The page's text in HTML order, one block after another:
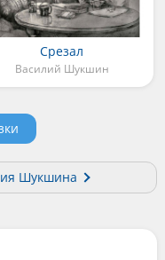
Срезал
Василий Шукшин
Шукшина